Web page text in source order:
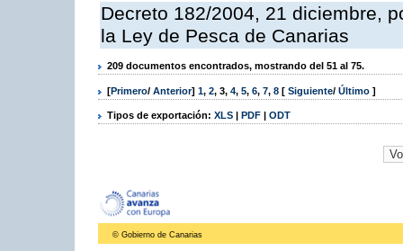
Decreto 182/2004, 21 diciembre,
la Ley de Pesca de Canarias
209 documentos encontrados, mostrando del 51 al 75.
[Primero/ Anterior] 1, 2, 3, 4, 5, 6, 7, 8 [ Siguiente/ Último ]
Tipos de exportación: XLS | PDF | ODT
© Gobierno de Canarias